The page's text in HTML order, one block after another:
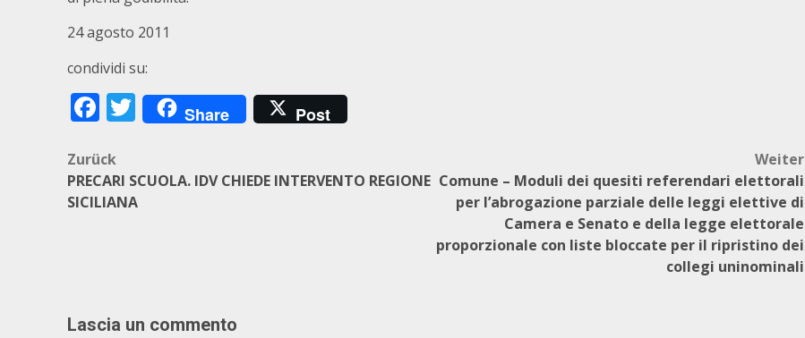
24 agosto 2011
condividi su:
Facebook
Twitter
Share Post
Beitragsnavigation
Zurück
PRECARI SCUOLA. IDV CHIEDE INTERVENTO REGIONE
SICILIANA
Weiter
Comune – Moduli dei quesiti referendari elettorali
per l’abrogazione parziale delle leggi elettive di
Camera e Senato e della legge elettorale
proporzionale con liste bloccate per il ripristino dei
collegi uninominali
Lascia un commento